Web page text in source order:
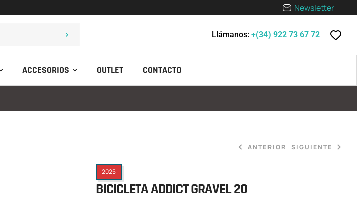
Newsletter
Llámanos: +(34) 922 73 67 72
ACCESORIOS OUTLET CONTACTO
ANTERIOR SIGUIENTE
2025
BICICLETA ADDICT GRAVEL 20